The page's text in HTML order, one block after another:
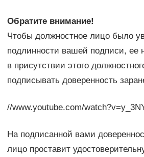
Обратите внимание!
Чтобы должностное лицо было
подлинности вашей подписи, ее
в присутствии этого
подписывать доверенность
//www.youtube.com/
На подписанной вами
лицо проставит